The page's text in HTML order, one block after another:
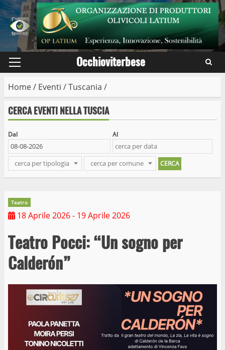
Skip
to
content
Primary
Occhioviterbese
Home/ Eventi /Tuscania /
CERCA EVENTI NELLA TUSCIA
Dal Al
cerca per tipologia cerca per comune
Teatro
18 Aprile 2026- 19 Aprile 2026
Teatro Pocci: “Un sogno per
Calderón”